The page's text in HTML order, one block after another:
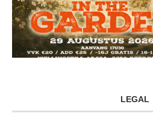
LEGAL